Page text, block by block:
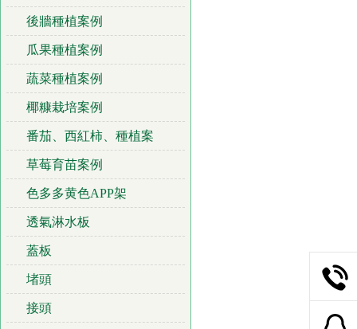
後牆種植案例
瓜果種植案例
蔬菜種植案例
椰糠栽培案例
番茄、西紅柿、種植案
草莓育苗案例
色多多黄色APP架
透氣淋水板
蓋板
堵頭
接頭